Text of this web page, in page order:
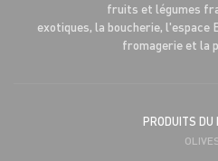
fruits et légumes
exotiques, la boucherie,
fromagerie et la
PRODUITS DU